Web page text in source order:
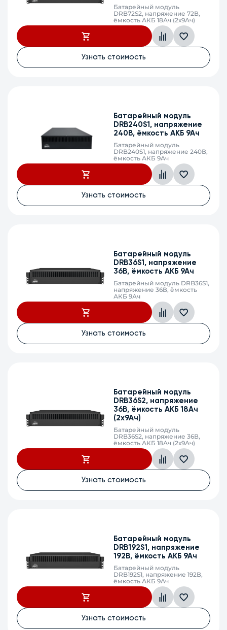
Батарейный модуль
DRB72S2, напряжение 72В,
ёмкость АКБ 18Ач (2х9Ач)
Узнать стоимость
Батарейный модуль
DRB240S1, напряжение
240В, ёмкость АКБ 9Ач
Батарейный модуль
DRB240S1, напряжение 240В,
ёмкость АКБ 9Ач
Узнать стоимость
Батарейный модуль
DRB36S1, напряжение
36В, ёмкость АКБ 9Ач
Батарейный модуль DRB36S1,
напряжение 36В, ёмкость
АКБ 9Ач
Узнать стоимость
Батарейный модуль
DRB36S2, напряжение
36В, ёмкость АКБ 18Ач
(2х9Ач)
Батарейный модуль
DRB36S2, напряжение 36В,
ёмкость АКБ 18Ач (2х9Ач)
Узнать стоимость
Батарейный модуль
DRB192S1, напряжение
192В, ёмкость АКБ 9Ач
Батарейный модуль
DRB192S1, напряжение 192В,
ёмкость АКБ 9Ач
Узнать стоимость